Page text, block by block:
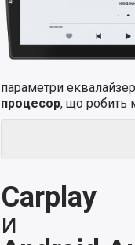
параметри
процесор, що робить
Carplay
и